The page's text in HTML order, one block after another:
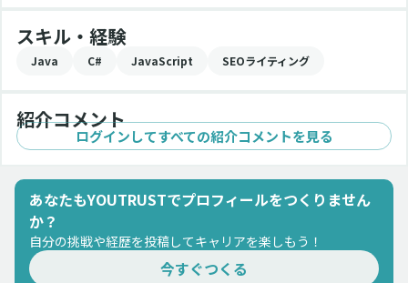
スキル・経験
Java C# JavaScript SEOライティング
紹介コメント
ログインしてすべての紹介コメントを見る
あなたもYOUTRUSTでプロフィールをつくりません
か？
自分の挑戦や経歴を投稿してキャリアを楽しもう！
今すぐつくる